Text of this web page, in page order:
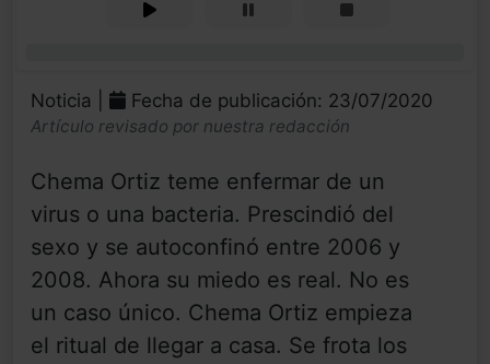
Noticia | Fecha de publicación: 23/07/2020
Artículo revisado por nuestra redacción
Chema Ortiz teme enfermar de un
virus o una bacteria. Prescindió del
sexo y se autoconfinó entre 2006 y
2008. Ahora su miedo es real. No es
un caso único. Chema Ortiz empieza
el ritual de llegar a casa. Se frota los